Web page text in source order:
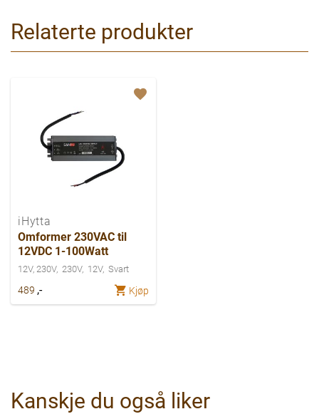
Relaterte produkter
iHytta
Omformer 230VAC til
12VDC 1-100Watt
12V, 230V 230V 12V Svart
489 ,- Kjøp
Kanskje du også liker